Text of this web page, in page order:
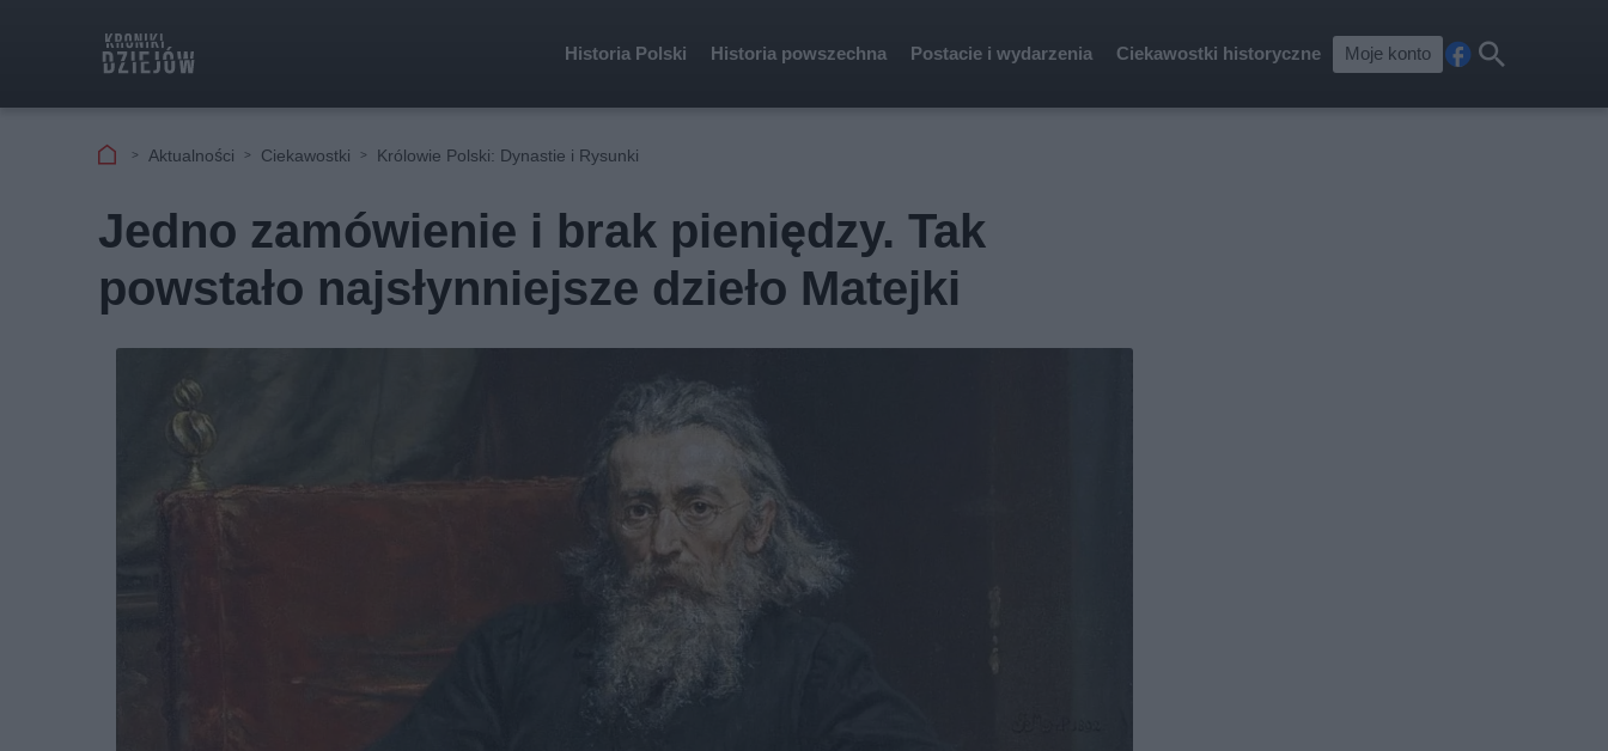
Historia Polski Historia powszechna Postacie i wydarzenia Ciekawostki historyczne Moje konto
cebkaj
Aktualności Ciekawostki Królowie Polski: Dynastie i Rysunki
Jedno zamówienie i brak pieniędzy. Tak
powstało najsłynniejsze dzieło Matejki